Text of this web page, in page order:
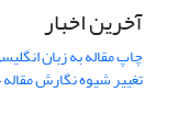
آخرین اخبار
چاپ مقاله به زبان
تغییر شیوه نگارش مقاله